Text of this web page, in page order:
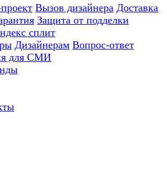
Вызов дизайнера Доставка
Защита от подделки
сплит
Дизайнерам Вопрос-ответ
для СМИ